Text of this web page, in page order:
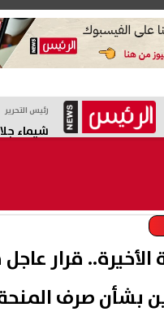
رئيس التحرير
شيماء
الأخيرة.. قرار
بشأن صرف